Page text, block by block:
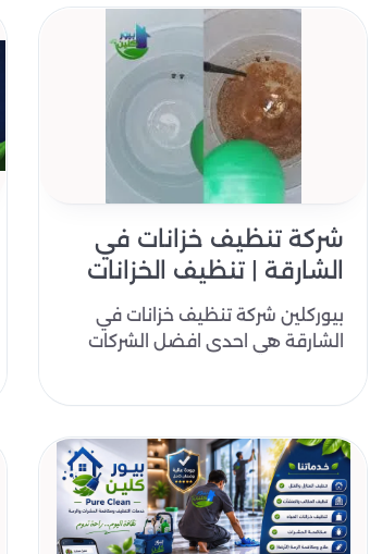
شركة تنظيف خزانات في
الشارقة | تنظيف الخزانات
بيوركلين شركة تنظيف خزانات في
الشارقة هي احدى افضل الشركات